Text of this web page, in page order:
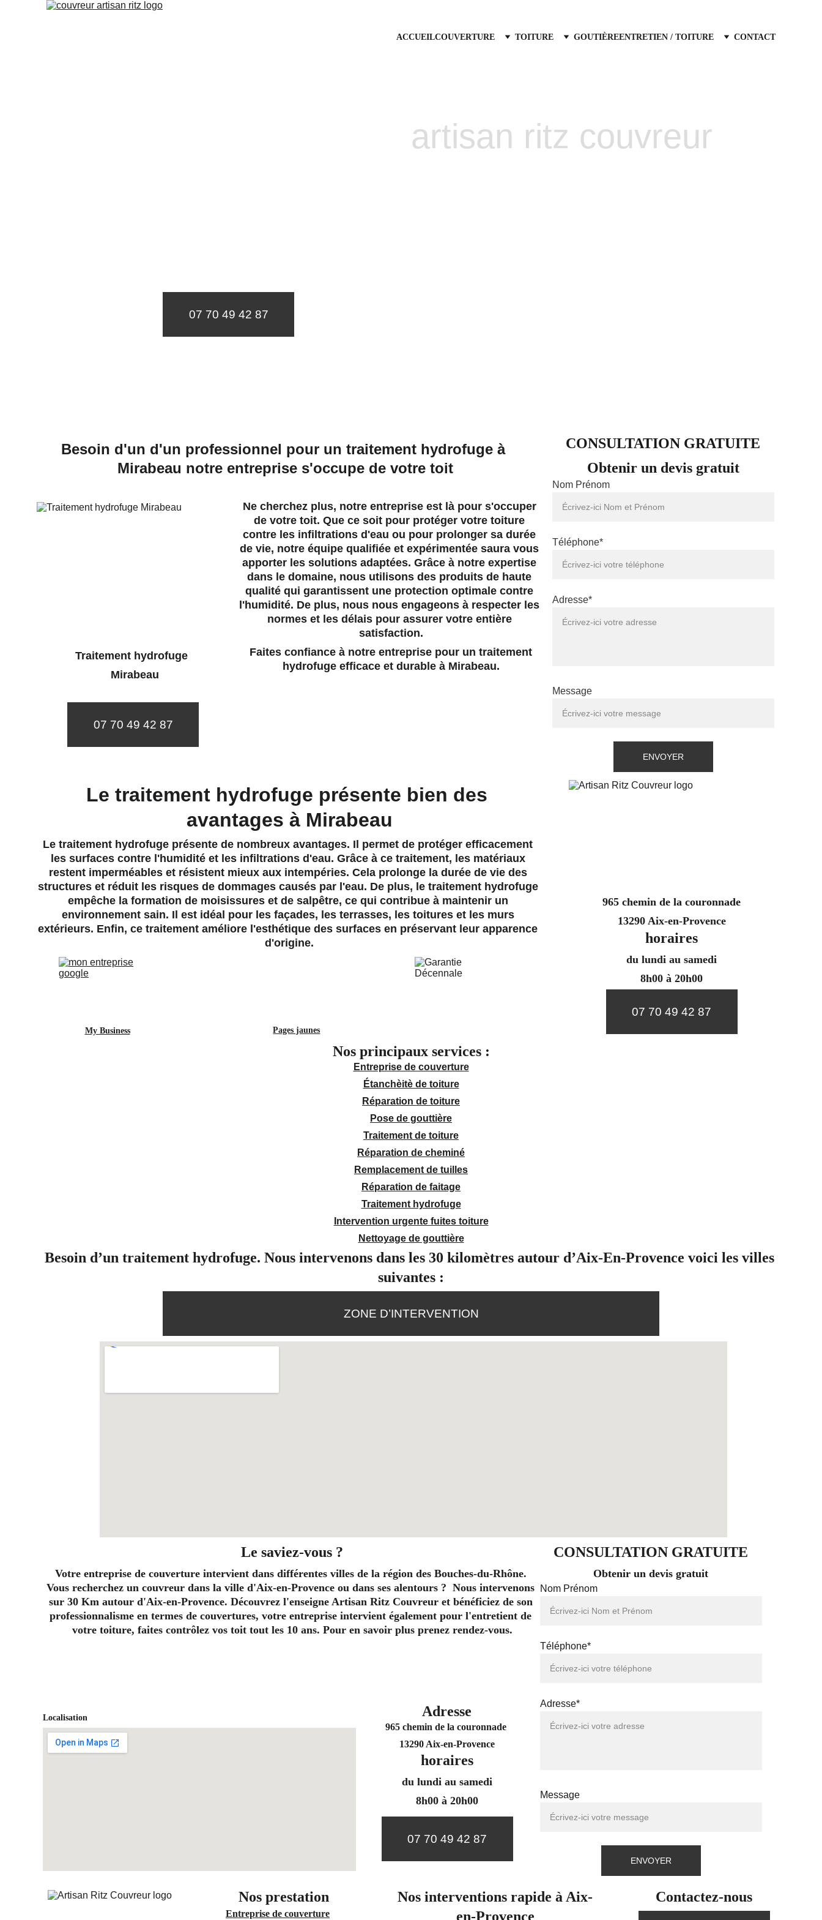
ACCUEILCOUVERTURE TOITURE GOUTIÈREENTRETIEN / TOITURE CONTACT
artisan ritz couvreur
07 70 49 42 87
Nom Prénom
Téléphone*
Adresse*
Message
ENVOYER
Besoin d'un d'un professionnel pour un traitement hydrofuge à
Mirabeau notre entreprise s'occupe de votre toit
07 70 49 42 87
Ne cherchez plus, notre entreprise est là pour s'occuper
de votre toit. Que ce soit pour protéger votre toiture
contre les infiltrations d'eau ou pour prolonger sa durée
de vie, notre équipe qualifiée et expérimentée saura vous
apporter les solutions adaptées. Grâce à notre expertise
dans le domaine, nous utilisons des produits de haute
qualité qui garantissent une protection optimale contre
l'humidité. De plus, nous nous engageons à respecter les
normes et les délais pour assurer votre entière
satisfaction.
hydrofuge efficace et durable à Mirabeau.
Traitement hydrofuge
Mirabeau
CONSULTATION GRATUITE
Obtenir un devis gratuit
07 70 49 42 87
965 chemin de la couronnade
13290 Aix-en-Provence
horaires
du lundi au samedi
8h00 à 20h00
My Business Pages jaunes
Le traitement hydrofuge présente bien des
avantages à Mirabeau
Le traitement hydrofuge présente de nombreux avantages. Il permet de protéger efficacement
les surfaces contre l'humidité et les infiltrations d'eau. Grâce à ce traitement, les matériaux
restent imperméables et résistent mieux aux intempéries. Cela prolonge la durée de vie des
structures et réduit les risques de dommages causés par l'eau. De plus, le traitement hydrofuge
empêche la formation de moisissures et de salpêtre, ce qui contribue à maintenir un
environnement sain. Il est idéal pour les façades, les terrasses, les toitures et les murs
extérieurs. Enfin, ce traitement améliore l'esthétique des surfaces en préservant leur apparence
d'origine.
Nos principaux services :
Entreprise de couverture
Étanchèitè de toiture
Réparation de toiture
Pose de gouttière
Traitement de toiture
Réparation de cheminé
Remplacement de tuilles
Réparation de faitage
Traitement hydrofuge
Intervention urgente fuites toiture
Nettoyage de gouttière
Besoin d’un traitement hydrofuge. Nous intervenons dans les 30 kilomètres autour d’Aix-En-Provence voici les villes
suivantes :
ZONE D’INTERVENTION
Nom Prénom
Téléphone*
Adresse*
Message
ENVOYER
Adresse
965 chemin de la couronnade
13290 Aix-en-Provence
07 70 49 42 87
Localisation
Le saviez-vous ?
Votre entreprise de couverture intervient dans différentes villes de la région des Bouches-du-Rhône.
Vous recherchez un couvreur dans la ville d'Aix-en-Provence ou dans ses alentours ?  Nous intervenons
sur 30 Km autour d'Aix-en-Provence. Découvrez l'enseigne Artisan Ritz Couvreur et bénéficiez de son
professionnalisme en termes de couvertures, votre entreprise intervient également pour l'entretient de
votre toiture, faites contrôlez vos toit tout les 10 ans. Pour en savoir plus prenez rendez-vous.
CONSULTATION GRATUITE
Obtenir un devis gratuit
horaires
du lundi au samedi
8h00 à 20h00
Contactez-nous
Nos prestation
Nos interventions rapide à Aix-
en-Provence
Entreprise de couverture